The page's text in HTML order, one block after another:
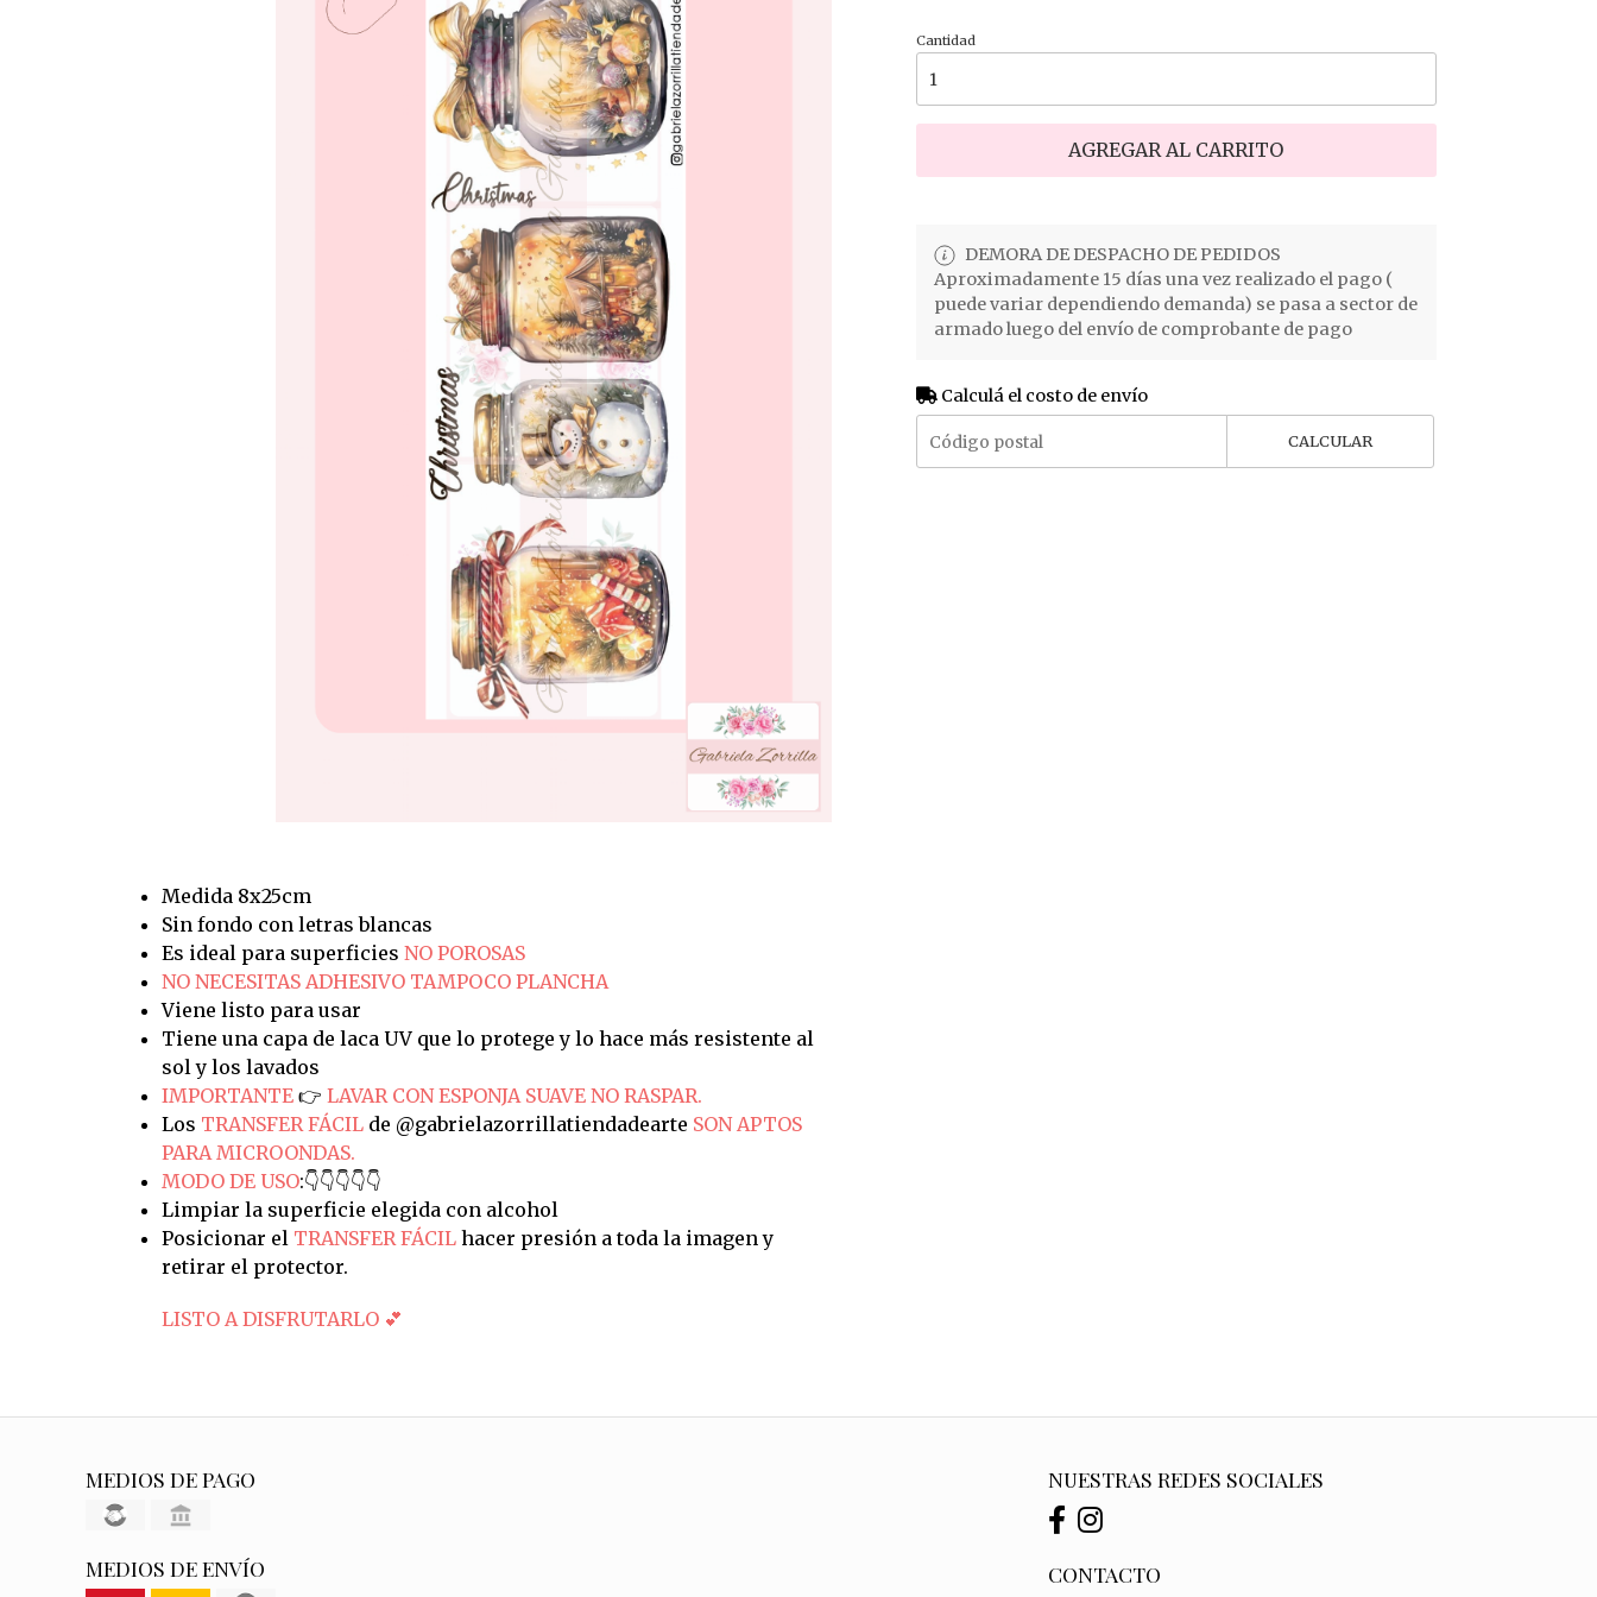
Medida 8x25cm
Sin fondo con letras blancas
Es ideal para superficies NO POROSAS
NO NECESITAS ADHESIVO TAMPOCO PLANCHA
Viene listo para usar
Tiene una capa de laca UV que lo protege y lo hace más resistente al
sol y los lavados
IMPORTANTE 👉 LAVAR CON ESPONJA SUAVE NO RASPAR.
Los TRANSFER FÁCILde @gabrielazorrillatiendadearte SON APTOS
PARA MICROONDAS.
MODO DE USO:👇👇👇👇👇
Limpiar la superficie elegida con alcohol
Posicionar el TRANSFER FÁCILhacer presión a toda la imagen y
retirar el protector.
LISTO A DISFRUTARLO 💕
Cantidad
AGREGAR AL CARRITO
DEMORA DE DESPACHO DE PEDIDOS
Aproximadamente 15 días una vez realizado el pago (
puede variar dependiendo demanda) se pasa a sector de
armado luego del envío de comprobante de pago
Calculá el costo de envío
CALCULAR
MEDIOS DE PAGO
MEDIOS DE ENVÍO
NUESTRAS REDES SOCIALES
CONTACTO